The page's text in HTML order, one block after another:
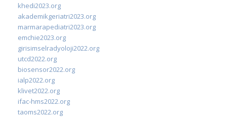
khedi2023.org
akademikgeriatri2023.org
marmarapediatri2023.org
emchie2023.org
girisimselradyoloji2022.org
utcd2022.org
biosensor2022.org
ialp2022.org
klivet2022.org
ifac-hms2022.org
taoms2022.org